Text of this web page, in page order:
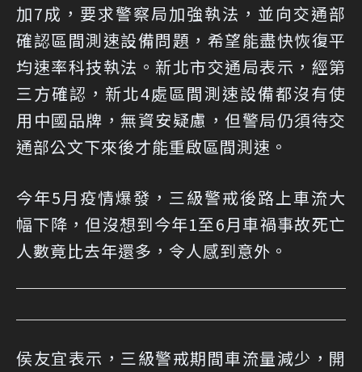
加7成，要求警察局加強執法，並向交通部
確認區間測速設備問題，希望能盡快恢復平
均速率科技執法。新北市交通局表示，經第
三方確認，新北4處區間測速設備都沒有使
用中國品牌，無資安疑慮，但警局仍須待交
通部公文下來後才能重啟區間測速。
今年5月疫情爆發，三級警戒後路上車流大
幅下降，但沒想到今年1至6月車禍事故死亡
人數竟比去年還多，令人感到意外。
侯友宜表示，三級警戒期間車流量減少，開